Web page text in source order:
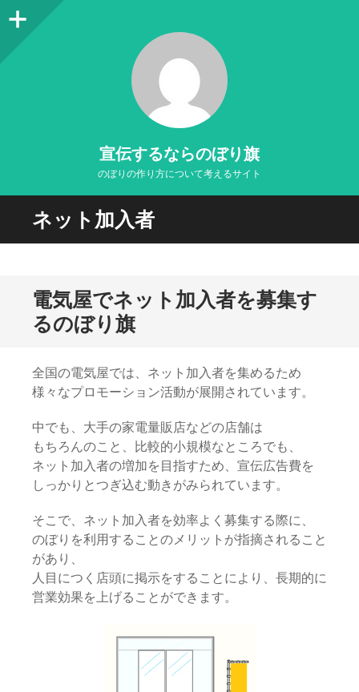
宣伝するならのぼり旗
のぼりの作り方について考えるサイト
ネット加入者
電気屋でネット加入者を募集す
るのぼり旗
全国の電気屋では、ネット加入者を集めるため
様々なプロモーション活動が展開されています。
中でも、大手の家電量販店などの店舗は
もちろんのこと、比較的小規模なところでも、
ネット加入者の増加を目指すため、宣伝広告費を
しっかりとつぎ込む動きがみられています。
そこで、ネット加入者を効率よく募集する際に、
のぼりを利用することのメリットが指摘されること
があり、
人目につく店頭に掲示をすることにより、長期的に
営業効果を上げることができます。